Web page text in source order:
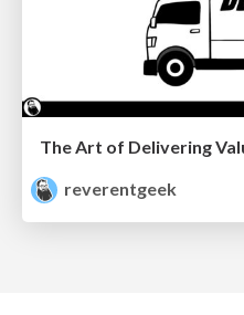
reverentgeek